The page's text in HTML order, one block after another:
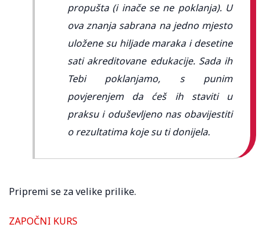
propušta (i inače se ne poklanja). U
ova znanja sabrana na jedno mjesto
uložene su hiljade maraka i desetine
sati akreditovane edukacije. Sada ih
Tebi poklanjamo, s punim
povjerenjem da ćeš ih staviti u
praksu i oduševljeno nas obavijestiti
o rezultatima koje su ti donijela.
Pripremi se za velike prilike.
ZAPOČNI KURS